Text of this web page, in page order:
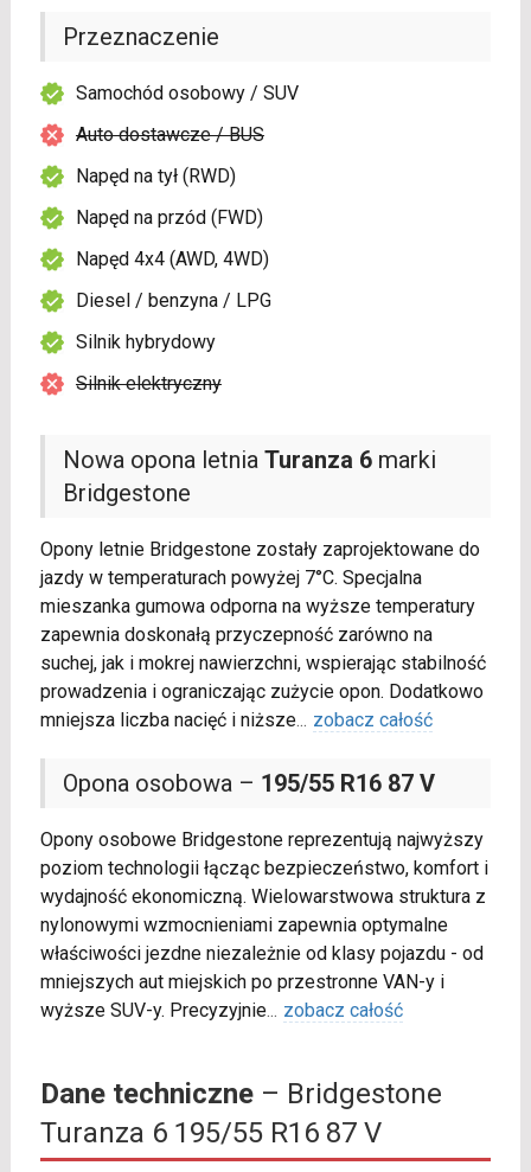
Nowa opona letnia Turanza 6marki
Bridgestone
Opony letnie Bridgestone zostały zaprojektowane do
jazdy w temperaturach powyżej 7°C. Specjalna
mieszanka gumowa odporna na wyższe temperatury
zapewnia doskonałą przyczepność zarówno na
suchej, jak i mokrej nawierzchni, wspierając stabilność
prowadzenia i ograniczając zużycie opon. Dodatkowo
mniejsza liczba nacięć i niższe... zobacz całość
Opona osobowa – 195/55 R16 87 V
Opony osobowe Bridgestone reprezentują najwyższy
poziom technologii łącząc bezpieczeństwo, komfort i
wydajność ekonomiczną. Wielowarstwowa struktura z
nylonowymi wzmocnieniami zapewnia optymalne
właściwości jezdne niezależnie od klasy pojazdu - od
mniejszych aut miejskich po przestronne VAN-y i
wyższe SUV-y. Precyzyjnie... zobacz całość
Przeznaczenie
Samochód osobowy / SUV
Auto dostawcze / BUS
Napęd na tył (RWD)
Napęd na przód (FWD)
Napęd 4x4 (AWD, 4WD)
Diesel / benzyna / LPG
Silnik hybrydowy
Silnik elektryczny
Dane techniczne– Bridgestone
Turanza 6 195/55 R16 87 V